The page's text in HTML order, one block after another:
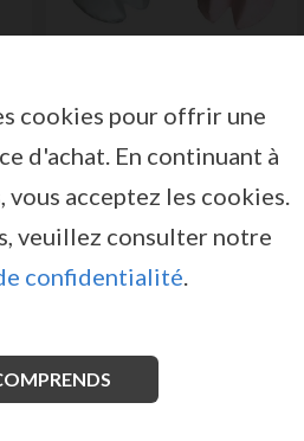
par KHEPER GAMES
vous pour avoir accès aux
SE CONNECTER
cookies pour offrir une
d'achat.En continuant à
acceptez les cookies.
veuillez consulter notre
confidentialité.